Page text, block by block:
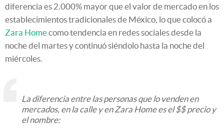
diferencia es 2.000% mayor que el valor de mercado en los
establecimientos tradicionales de México, lo que colocó a
Zara Homecomo tendencia en redes sociales desde la
noche del martes y continuó siéndolo hasta la noche del
miércoles.
La diferencia entre las personas que lo venden en
mercados, en la calle y en Zara Home es el $$ precio y
el nombre: